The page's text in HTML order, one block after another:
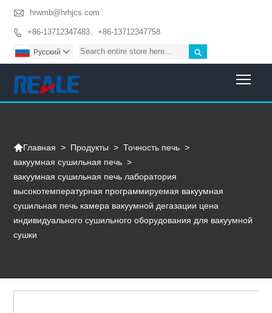
 hrwmb@hrhjcs.com
 +86-13712347483、+86-13712347758

Pусский 
Главная > Продукты > Точность печь >
вакуумная сушильная печь >
вакуумная сушильная печь лаборатория
высокотемпературная программируемая вакуумная
сушильная печь камера вакуумной дегазации цена
индивидуального сушильного оборудования для вакуумной
сушки